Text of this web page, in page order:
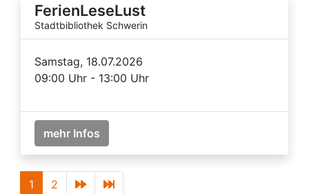
FerienLeseLust
Stadtbibliothek Schwerin
Samstag, 18.07.2026
09:00 Uhr - 13:00 Uhr
mehr Infos
1 2